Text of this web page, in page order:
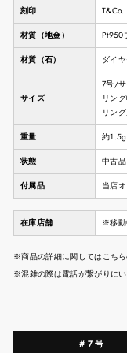
刻印 T&Co.
材質（地金） Pt950
材質（石） ダイ
サイズ
7号/
リン
リン
重量 約1.5g
状態 中古品
付属品 当店
在庫店舗 ※移動
※商品の詳細に関してはこち
※混雑の際は電話が繋がりに
#7号